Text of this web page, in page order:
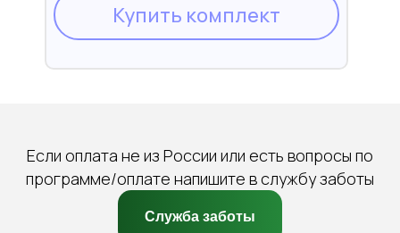
Купить комплект
Если оплата не из России или есть вопросы по
программе/оплате напишите в службу заботы
Служба заботы